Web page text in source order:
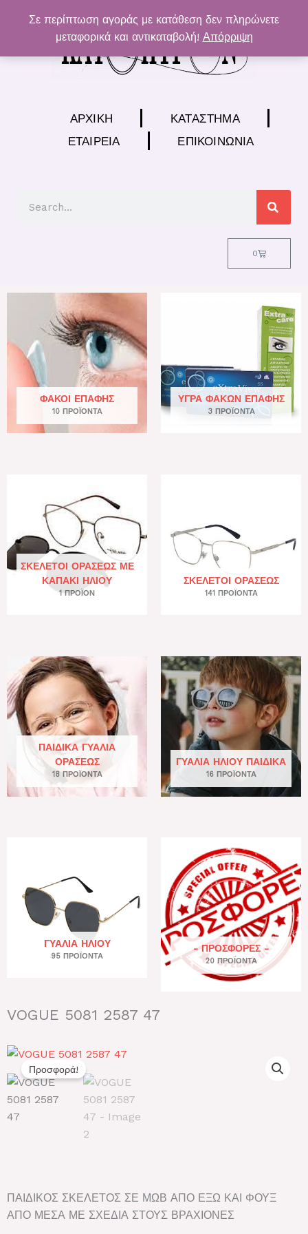
Σε περίπτωση αγοράς με κατάθεση δεν πληρώνετε
μεταφορικά και αντικαταβολή! Απόρριψη
περιεχόμενο
ΑΡΧΙΚΉ
ΚΑΤΆΣΤΗΜΑ
ΕΤΑΙΡΕΊΑ
ΕΠΙΚΟΙΝΩΝΊΑ
0
Cart
ΦΑΚΟΊ ΕΠΑΦΉΣ
10 ΠΡΟΪΌΝΤΑ
ΥΓΡΆ ΦΑΚΏΝ ΕΠΑΦΉΣ
3 ΠΡΟΪΌΝΤΑ
ΣΚΕΛΕΤΟΊ ΟΡΆΣΕΩΣ ΜΕ
ΚΑΠΆΚΙ ΗΛΊΟΥ
1 ΠΡΟΪΌΝ
ΣΚΕΛΕΤΟΊ ΟΡΆΣΕΩΣ
141 ΠΡΟΪΌΝΤΑ
ΠΑΙΔΙΚΆ ΓΥΑΛΙΆ
ΟΡΆΣΕΩΣ
18 ΠΡΟΪΌΝΤΑ
ΓΥΑΛΙΆ ΗΛΊΟΥ ΠΑΙΔΙΚΆ
16 ΠΡΟΪΌΝΤΑ
ΓΥΑΛΙΆ ΗΛΊΟΥ
95 ΠΡΟΪΌΝΤΑ
- ΠΡΟΣΦΟΡΕΣ -
20 ΠΡΟΪΌΝΤΑ
VOGUE 5081 2587 47
Προσφορά!
ΠΑΙΔΙΚΟΣ ΣΚΕΛΕΤΟΣ ΣΕ ΜΩΒ ΑΠΟ ΕΞΩ ΚΑΙ ΦΟΥΞ
ΑΠΟ ΜΕΣΑ ΜΕ ΣΧΕΔΙΑ ΣΤΟΥΣ ΒΡΑΧΙΟΝΕΣ